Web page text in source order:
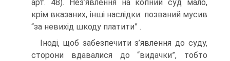
арт. 48). Нез’явлення на копний суд мало,
крім вказаних, інші наслідки: позваний мусив
“за невихід шкоду платити” .
Іноді, щоб забезпечити з’явлення до суду,
сторони вдавалися до “видачки”, тобто